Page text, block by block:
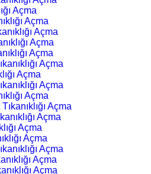
Açma
Açma
Açma
Açma
Açma
Açma
Açma
Açma
Açma
Açma
Açma
Açma
Açma
Açma
Açma
Açma